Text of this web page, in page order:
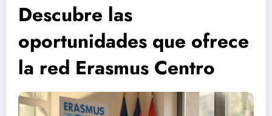
Descubre las
oportunidades que ofrece
la red Erasmus Centro